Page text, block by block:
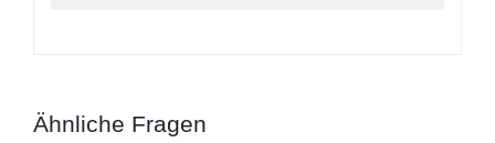
Ähnliche Fragen